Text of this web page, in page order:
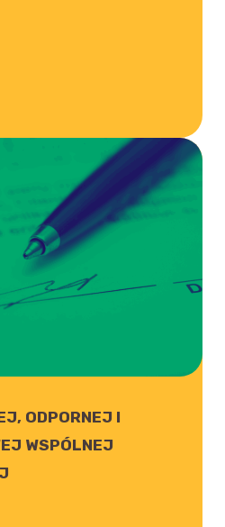
ODPORNEJ I
WSPÓLNEJ